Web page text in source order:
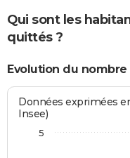
Qui sont les
quittés ?
Evolution du
Données exprimées
Insee)
5